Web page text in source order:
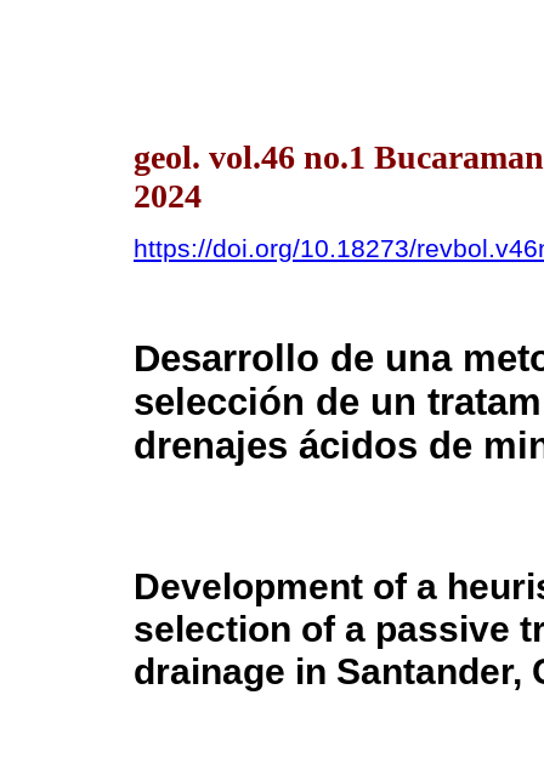
geol. vol.46 no.1
2024
https://doi.org/10.18273/
Desarrollo de una
selección de un
drenajes ácidos de
Development of a
selection of a passive
drainage in Santander,